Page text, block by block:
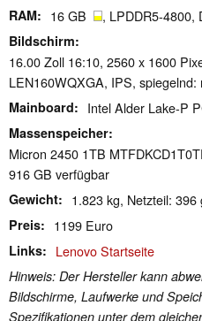
RAM 16 GB , LPDDR5-4800,
Bildschirm
16.00 Zoll 16:10, 2560 x 1600
LEN160WQXGA, IPS, spiegelnd:
Mainboard Intel Alder Lake-P
Massenspeicher
Micron 2450 1TB
916 GB verfügbar
Gewicht 1.823 kg, Netzteil: 396
Preis 1199 Euro
Links Lenovo Startseite
Hinweis: Der Hersteller kann
Bildschirme, Laufwerke und
Spezifikationen unter dem